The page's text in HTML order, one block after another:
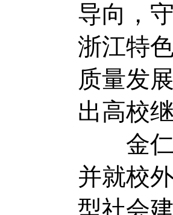
导向，
浙江特
质量发
出高校
金仁
并就校
型社会